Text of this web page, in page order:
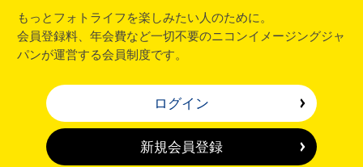
もっとフォトライフを楽しみたい人のために。
会員登録料、年会費など一切不要のニコンイメージングジャ
パンが運営する会員制度です。
ログイン
新規会員登録